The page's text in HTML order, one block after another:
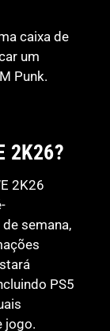
caixa de
um
Punk.
2K26?
2K26
semana,
PS5
jogo.